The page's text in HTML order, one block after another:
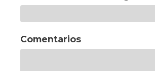
Comentarios